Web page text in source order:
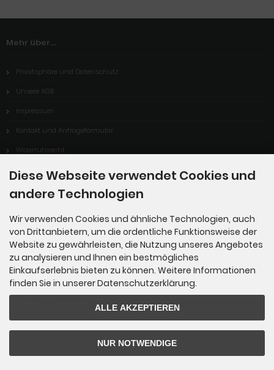
Mehr über...
Privatsphäre und Datenschutz
Unsere AGB
Impressum
Kontakt und Anfrageformular
Widerrufsrecht
Vertrag Widerrufen
Cookie Einstellungen
Informationen
Sitemap
Über uns
Vorteile von Kipping-Fossils
Diese Webseite verwendet Cookies und
andere Technologien
Wir verwenden Cookies und ähnliche Technologien, auch
von Drittanbietern, um die ordentliche Funktionsweise der
Website zu gewährleisten, die Nutzung unseres Angebotes
zu analysieren und Ihnen ein bestmögliches
Einkaufserlebnis bieten zu können. Weitere Informationen
finden Sie in unserer Datenschutzerklärung.
ALLE AKZEPTIEREN
NUR NOTWENDIGE